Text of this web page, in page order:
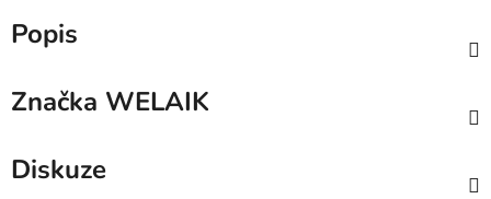
Popis
Značka WELAIK
Diskuze